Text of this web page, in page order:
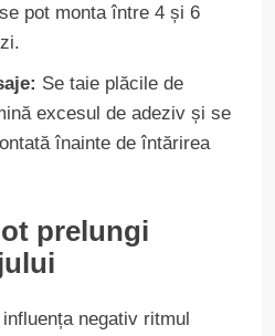
pot monta între 4 și 6
Se taie plăcile de
excesul de adeziv și se
înainte de întărirea
prelungi
negativ ritmul